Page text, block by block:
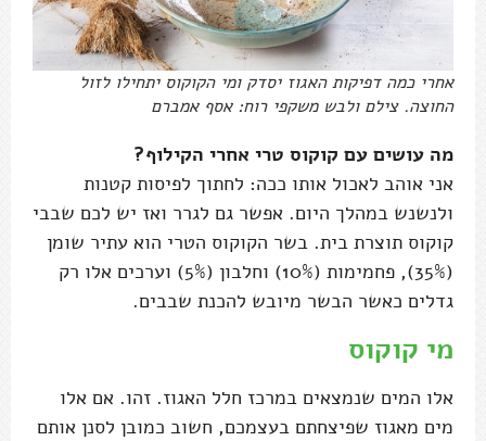
אחרי כמה דפיקות האגוז יסדק ומי הקוקוס יתחילו לזול
החוצה. צילם ולבש משקפי רוח: אסף אמברם
מה עושים עם קוקוס טרי אחרי הקילוף?
אני אוהב לאכול אותו ככה: לחתוך לפיסות קטנות
ולנשנש במהלך היום. אפשר גם לגרר ואז יש לכם שבבי
קוקוס תוצרת בית. בשר הקוקוס הטרי הוא עתיר שומן
(35%), פחמימות (10%) וחלבון (5%) וערכים אלו רק
גדלים כאשר הבשר מיובש להכנת שבבים.
מי קוקוס
אלו המים שנמצאים במרכז חלל האגוז. זהו. אם אלו
מים מאגוז שפיצחתם בעצמכם, חשוב כמובן לסנן אותם